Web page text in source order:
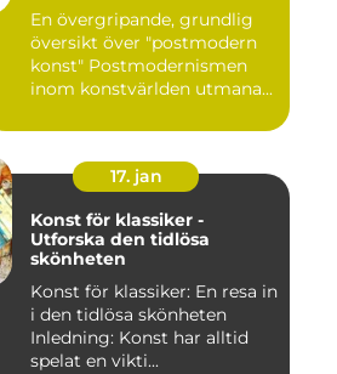
En övergripande, grundlig
översikt över "postmodern
konst" Postmodernismen
inom konstvärlden utmana...
17. jan
Konst för klassiker -
Utforska den tidlösa
skönheten
Konst för klassiker: En resa in
i den tidlösa skönheten
Inledning: Konst har alltid
spelat en vikti...